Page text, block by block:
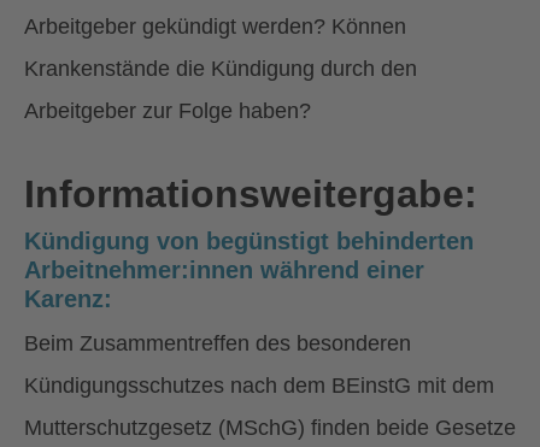
Arbeitgeber gekündigt werden? Können
Krankenstände die Kündigung durch den
Arbeitgeber zur Folge haben?
Informationsweitergabe:
Kündigung von begünstigt behinderten
Arbeitnehmer:innen während einer
Karenz:
Beim Zusammentreffen des besonderen
Kündigungsschutzes nach dem BEinstG mit dem
Mutterschutzgesetz (MSchG) finden beide Gesetze